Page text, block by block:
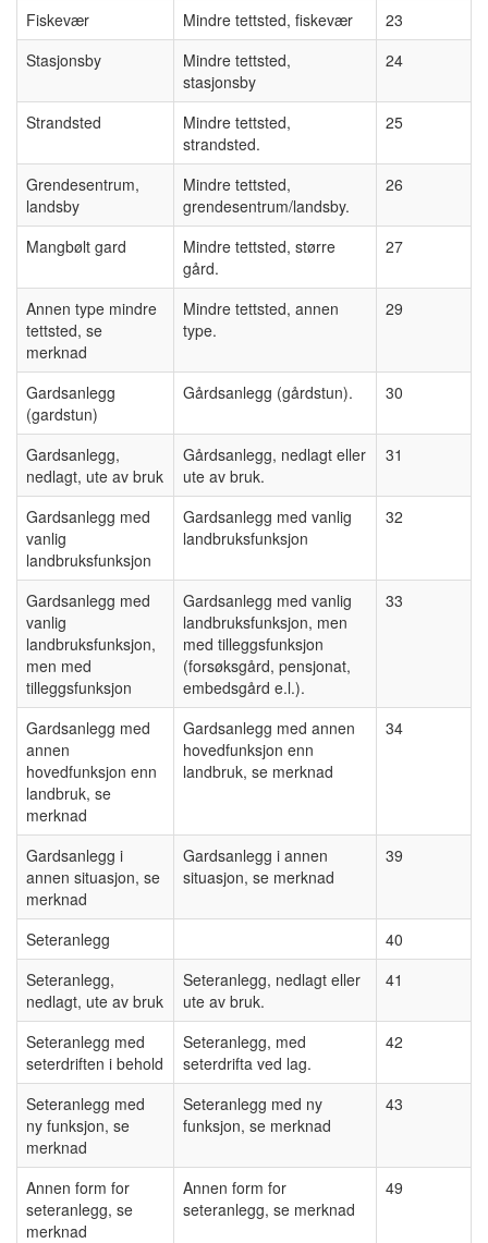
Fiskevær Mindre tettsted, fiskevær
23
Stasjonsby
Mindre tettsted,
stasjonsby
24
Strandsted
Mindre tettsted,
strandsted.
25
Grendesentrum,
landsby
Mindre tettsted,
grendesentrum/landsby.
26
Mangbølt gard
Mindre tettsted, større
gård.
27
Annen type mindre
tettsted, se
merknad
Mindre tettsted, annen
type.
29
Gardsanlegg
(gardstun)
Gårdsanlegg (gårdstun). 30
Gardsanlegg,
nedlagt, ute av bruk
Gårdsanlegg, nedlagt eller
ute av bruk.
31
Gardsanlegg med
vanlig
landbruksfunksjon
Gardsanlegg med vanlig
landbruksfunksjon
32
Gardsanlegg med
vanlig
landbruksfunksjon,
men med
tilleggsfunksjon
Gardsanlegg med vanlig
landbruksfunksjon, men
med tilleggsfunksjon
(forsøksgård, pensjonat,
embedsgård e.l.).
33
Gardsanlegg med
annen
hovedfunksjon enn
landbruk, se
merknad
Gardsanlegg med annen
hovedfunksjon enn
landbruk, se merknad
34
Gardsanlegg i
annen situasjon, se
merknad
Gardsanlegg i annen
situasjon, se merknad
39
Seteranlegg
40
Seteranlegg,
nedlagt, ute av bruk
Seteranlegg, nedlagt eller
ute av bruk.
41
Seteranlegg med
seterdriften i behold
Seteranlegg, med
seterdrifta ved lag.
42
Seteranlegg med
ny funksjon, se
merknad
Seteranlegg med ny
funksjon, se merknad
43
Annen form for
seteranlegg, se
merknad
Annen form for
seteranlegg, se merknad
49